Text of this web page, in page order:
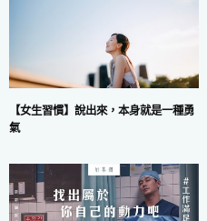
【女生習慣】說出來，本身就是一種勇
氣